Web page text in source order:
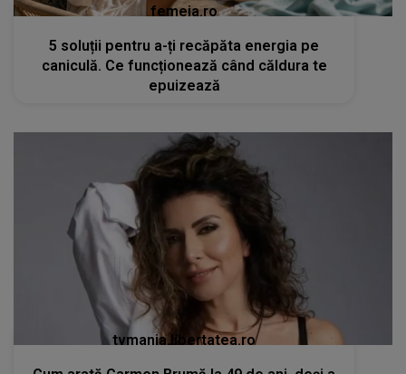
femeia.ro
5 soluții pentru a-ți recăpăta energia pe
caniculă. Ce funcționează când căldura te
epuizează
tvmania.libertatea.ro